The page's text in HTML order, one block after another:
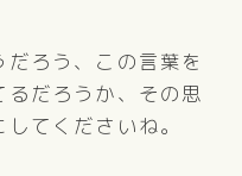
ろう、この言葉を
だろうか、その思
てくださいね。